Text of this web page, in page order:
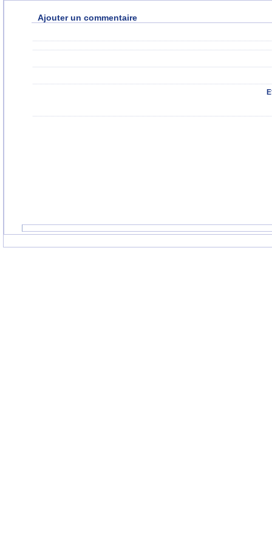
Ajouter un commentaire